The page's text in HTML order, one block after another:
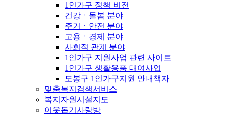
1인가구 정책 비전
건강ㆍ돌봄 분야
주거ㆍ안전 분야
고용ㆍ경제 분야
사회적 관계 분야
1인가구 지원사업 관련 사이트
1인가구 생활용품 대여사업
도봉구 1인가구지원 안내책자
맞춤복지검색서비스
복지자원시설지도
이웃돕기사랑방